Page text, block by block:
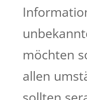
möchten
allen